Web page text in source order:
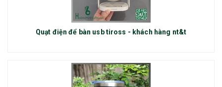
Quạt điện để bàn usb tiross - khách hàng nt&t